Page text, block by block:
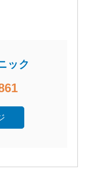
ック